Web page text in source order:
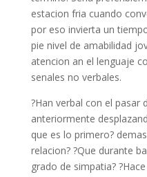
estacion fria cuando
por eso invierta un
pie nivel de amabilidad
atencion an el lenguaje
senales no verbales.
?Han verbal con el pasar
anteriormente
que es lo primero?
relacion? ?Que durante
grado de simpatia?